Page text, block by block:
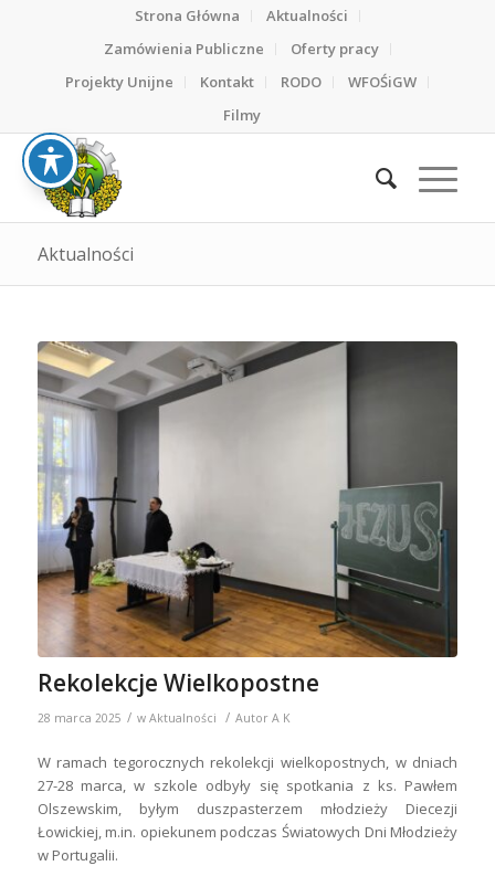
Strona Główna
Aktualności
Zamówienia Publiczne
Oferty pracy
Projekty Unijne
Kontakt RODO
WFOŚiGW
Filmy
Aktualności
Rekolekcje Wielkopostne
28 marca 2025 / w Aktualności / Autor A K
W ramach tegorocznych rekolekcji wielkopostnych, w dniach
27-28 marca, w szkole odbyły się spotkania z ks. Pawłem
Olszewskim, byłym duszpasterzem młodzieży Diecezji
Łowickiej, m.in. opiekunem podczas Światowych Dni Młodzieży
w Portugalii.